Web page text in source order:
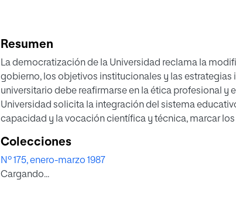
Resumen
La democratización de la Universidad reclama la
gobierno, los objetivos institucionales y las estrategias
universitario debe reafirmarse en la ética profesional y
Universidad solicita la integración del sistema
capacidad y la vocación científica y técnica, marcar
estudios y la metodología deben estar sujetos a
adecuadas. Proponemos estos puntos para
estudios de diferenciación, desarrollo de la estructura
Colecciones
Nº 175, enero-marzo 1987
Cargando...